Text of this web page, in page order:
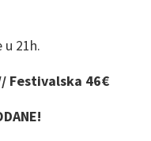
21h.
Festivalska 46€